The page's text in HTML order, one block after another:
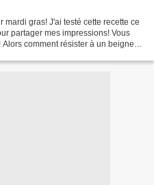
mardi gras! J'ai testé cette recette ce
partager mes impressions! Vous
comment résister à un beignet